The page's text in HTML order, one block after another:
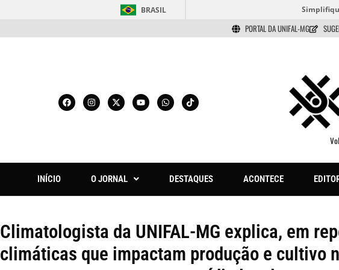
BRASIL
PORTAL DA UNIFAL-MG
INÍCIO O JORNAL DESTAQUES ACONTECE
Climatologista da UNIFAL-MG explica, em
climáticas que impactam produção e cultivo